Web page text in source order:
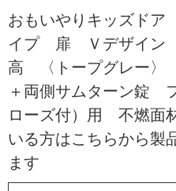
おもいやりキッズド
イプ 扉 Ｖデザイン
高 〈トープグレー
＋両側サムターン錠
ローズ付）用 不燃面
いる方はこちらから製
ます